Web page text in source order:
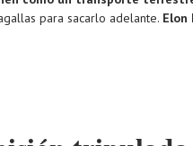
para sacarlo adelante. Elon